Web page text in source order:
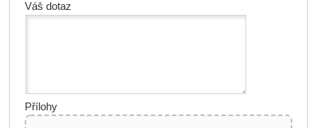
Váš dotaz
Přílohy